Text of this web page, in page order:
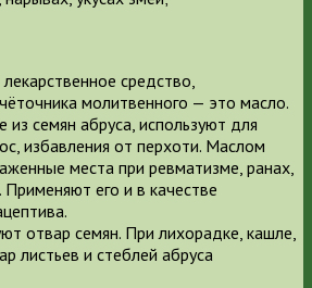
средство,
молитвенного — это масло.
из семян абруса, используют для
избавления от перхоти. Маслом
места при ревматизме, ранах,
Применяют его и в качестве
отвар семян. При лихорадке, кашле,
листьев и стеблей абруса